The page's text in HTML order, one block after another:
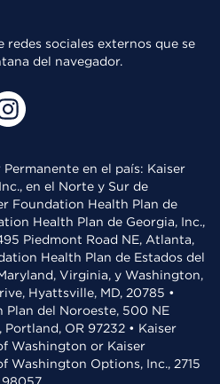
redes sociales externos que se
del navegador.
en el país: Kaiser
en el Norte y Sur de
Foundation Health Plan de
Health Plan de Georgia, Inc.,
Piedmont Road NE, Atlanta,
Health Plan de Estados del
Virginia, y Washington,
Hyattsville, MD, 20785 •
Plan del Noroeste, 500 NE
OR 97232 • Kaiser
Washington or Kaiser
Washington Options, Inc., 2715